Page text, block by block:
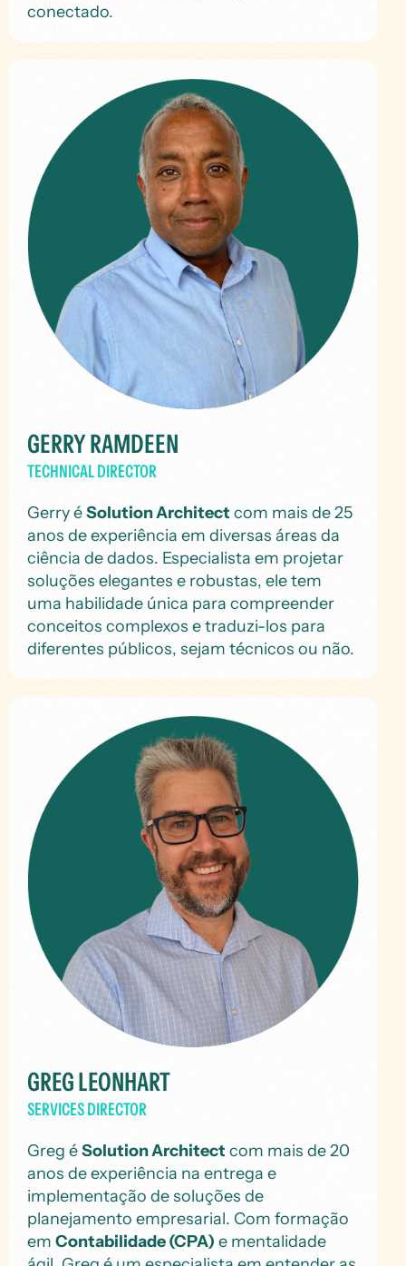
conectado.
GERRY RAMDEEN
TECHNICAL DIRECTOR
Gerry éSolution Architect com mais de 25
anos de experiência em diversas áreas da
ciência de dados. Especialista em projetar
soluções elegantes e robustas, ele tem
uma habilidade única para compreender
conceitos complexos e traduzi-los para
diferentes públicos, sejam técnicos ou não.
GREG LEONHART
SERVICES DIRECTOR
Greg éSolution Architect com mais de 20
anos de experiência na entrega e
implementação de soluções de
planejamento empresarial. Com formação
em Contabilidade (CPA) e mentalidade